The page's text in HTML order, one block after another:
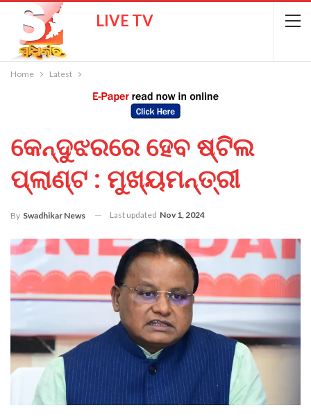
LIVE TV
Home Latest
କେନ୍ଦୁଝରରେ ହେବ ଷ୍ଟିଲ
ପ୍ଲାଣ୍ଟ : ମୁଖ୍ୟମନ୍ତ୍ରୀ
By Swadhikar News Last updated Nov 1, 2024